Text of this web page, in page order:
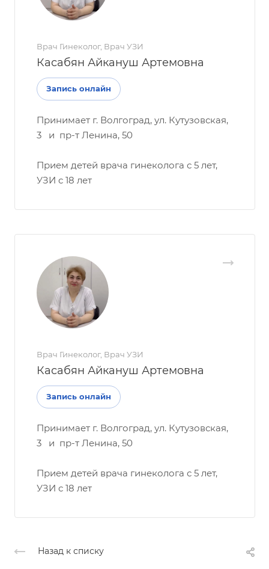
Врач Гинеколог, Врач УЗИ
Касабян Айкануш Артемовна
Запись онлайн
Принимает г. Волгоград, ул. Кутузовская,
3 и пр-т Ленина, 50
Прием детей врача гинеколога с 5 лет,
УЗИ с 18 лет
Врач Гинеколог, Врач УЗИ
Касабян Айкануш Артемовна
Запись онлайн
Принимает г. Волгоград, ул. Кутузовская,
3 и пр-т Ленина, 50
Прием детей врача гинеколога с 5 лет,
УЗИ с 18 лет
Назад к списку